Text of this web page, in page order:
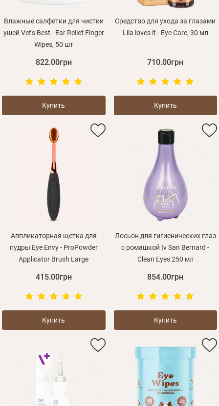
Влажные салфетки для чистки
ушей Vet's Best - Ear Relief Finger
Wipes, 50 шт
822.00грн
Купить
Средство для ухода за глазами
Lila loves it - Eye Care, 30 мл
710.00грн
Купить
Аппликаторная щетка для
пудры Eye Envy - ProPowder
Applicator Brush Large
415.00грн
Купить
Лосьон для гигиенических глаз
с ромашкой Iv San Bernard -
Clean Eyes 250 мл
854.00грн
Купить